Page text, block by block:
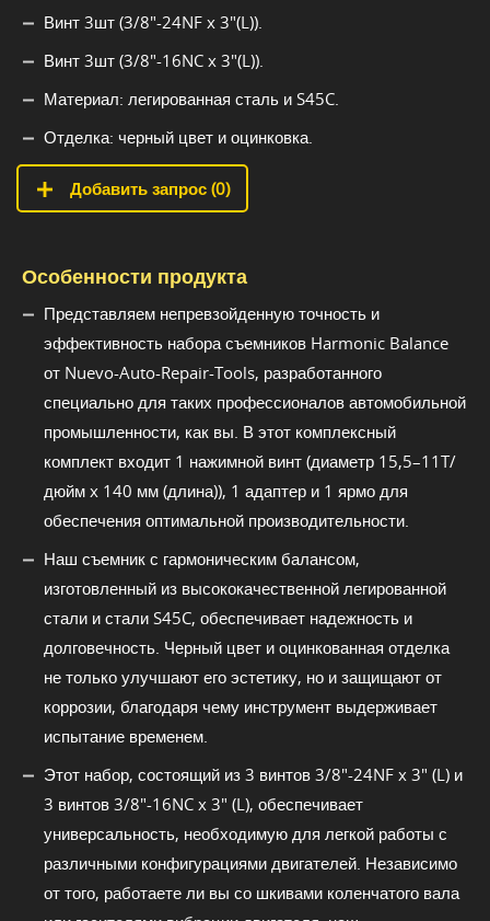
Винт 3шт (3/8"-24NF x 3"(L)).
Винт 3шт (3/8"-16NC x 3"(L)).
Материал: легированная сталь и S45C.
Отделка: черный цвет и оцинковка.
Добавить запрос (0)
Особенности продукта
Представляем непревзойденную точность и
эффективность набора съемников Harmonic Balance
от Nuevo-Auto-Repair-Tools, разработанного
специально для таких профессионалов автомобильной
промышленности, как вы. В этот комплексный
комплект входит 1 нажимной винт (диаметр 15,5–11T/
дюйм x 140 мм (длина)), 1 адаптер и 1 ярмо для
обеспечения оптимальной производительности.
Наш съемник с гармоническим балансом,
изготовленный из высококачественной легированной
стали и стали S45C, обеспечивает надежность и
долговечность. Черный цвет и оцинкованная отделка
не только улучшают его эстетику, но и защищают от
коррозии, благодаря чему инструмент выдерживает
испытание временем.
Этот набор, состоящий из 3 винтов 3/8"-24NF x 3" (L) и
3 винтов 3/8"-16NC x 3" (L), обеспечивает
универсальность, необходимую для легкой работы с
различными конфигурациями двигателей. Независимо
от того, работаете ли вы со шкивами коленчатого вала